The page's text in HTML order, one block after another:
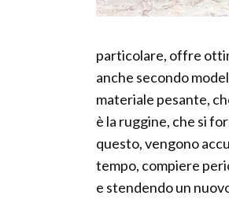
particolare, offre
anche secondo
materiale pesante,
è la ruggine, che si
questo, vengono
tempo, compiere
e stendendo un